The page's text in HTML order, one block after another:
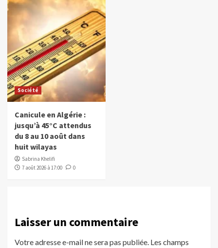
Société
Canicule en Algérie :
jusqu’à 45°C attendus
du 8 au 10 août dans
huit wilayas
Sabrina Khelifi
7 août 2026 à 17:00
0
Laisser un commentaire
Votre adresse e-mail ne sera pas publiée. Les champs